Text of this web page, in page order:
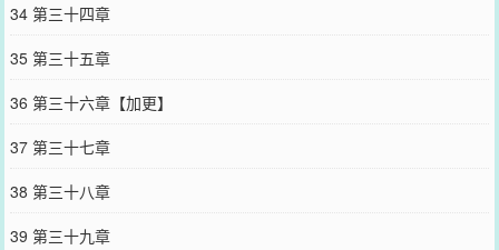
34 第三十四章
35 第三十五章
36 第三十六章【加更】
37 第三十七章
38 第三十八章
39 第三十九章